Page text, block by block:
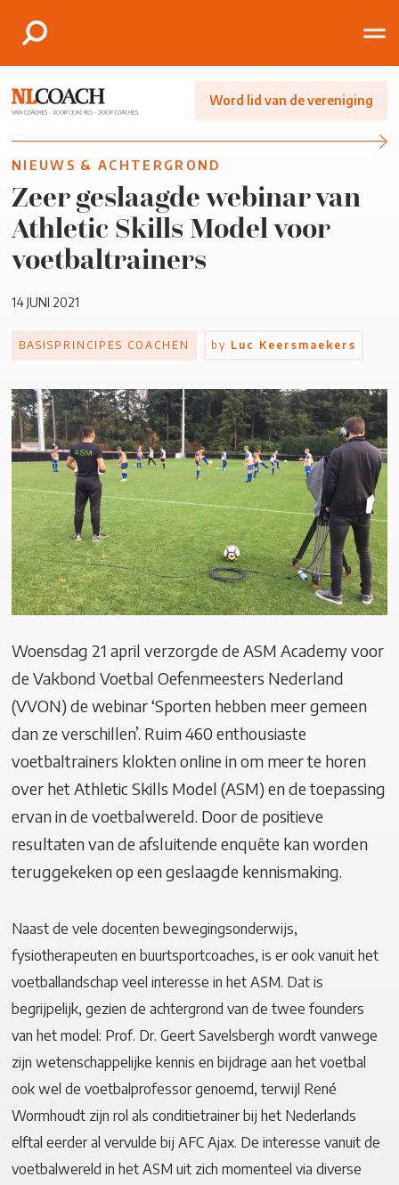
Word lid van de vereniging
NIEUWS & ACHTERGROND
Zeer geslaagde webinar van
Athletic Skills Model voor
voetbaltrainers
BASISPRINCIPES COACHEN by Luc Keersmaekers
14 JUNI 2021
Woensdag 21 april verzorgde de ASM Academy voor
de Vakbond Voetbal Oefenmeesters Nederland
(VVON) de webinar ‘Sporten hebben meer gemeen
dan ze verschillen’. Ruim 460 enthousiaste
voetbaltrainers klokten online in om meer te horen
over het Athletic Skills Model (ASM) en de toepassing
ervan in de voetbalwereld. Door de positieve
resultaten van de afsluitende enquête kan worden
teruggekeken op een geslaagde kennismaking.
Naast de vele docenten bewegingsonderwijs,
fysiotherapeuten en buurtsportcoaches, is er ook vanuit het
voetballandschap veel interesse in het ASM. Dat is
begrijpelijk, gezien de achtergrond van de twee founders
van het model: Prof. Dr. Geert Savelsbergh wordt vanwege
zijn wetenschappelijke kennis en bijdrage aan het voetbal
ook wel de voetbalprofessor genoemd, terwijl René
Wormhoudt zijn rol als conditietrainer bij het Nederlands
elftal eerder al vervulde bij AFC Ajax. De interesse vanuit de
voetbalwereld in het ASM uit zich momenteel via diverse